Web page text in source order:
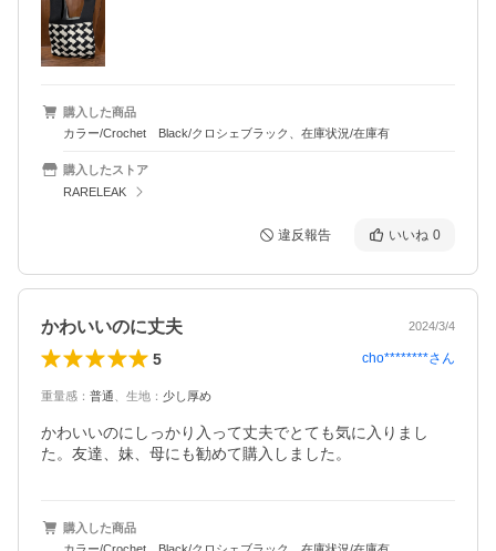
購入した商品
カラー/Crochet Black/クロシェブラック、在庫状況/在庫有
購入したストア
RARELEAK
違反報告 いいね 0
かわいいのに丈夫 2024/3/4
5 cho********さん
重量感 ： 普通 生地 ： 少し厚め
かわいいのにしっかり入って丈夫でとても気に入りまし
た。友達、妹、母にも勧めて購入しました。
購入した商品